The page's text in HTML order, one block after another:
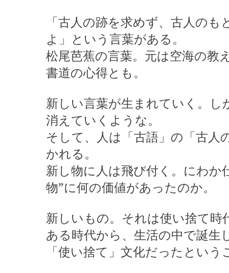
「古人の跡を求めず、古人の
よ」という言葉がある。
松尾芭蕉の言葉。元は空海の教
書道の心得とも。
新しい言葉が生まれていく。
消えていくような。
そして、人は「古語」の「古人
かれる。
新し物に人は飛び付く。にわか
物”に何の価値があったのか。
新しいもの。それは使い捨て
ある時代から、生活の中で誕生
「使い捨て」文化だったという